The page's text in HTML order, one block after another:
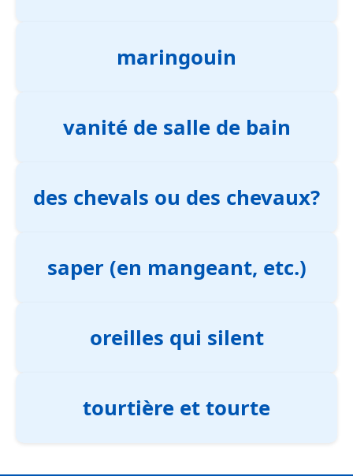
maringouin
vanité de salle de bain
des chevals ou des chevaux?
saper (en mangeant, etc.)
oreilles qui silent
tourtière et tourte